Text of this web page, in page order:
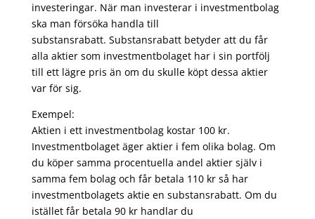
investeringar. När man investerar i investmentbolag
ska man försöka handla till
substansrabatt. Substansrabatt betyder att du får
alla aktier som investmentbolaget har i sin portfölj
till ett lägre pris än om du skulle köpt dessa aktier
var för sig.
Exempel:
Aktien i ett investmentbolag kostar 100 kr.
Investmentbolaget äger aktier i fem olika bolag. Om
du köper samma procentuella andel aktier själv i
samma fem bolag och får betala 110 kr så har
investmentbolagets aktie en substansrabatt. Om du
istället får betala 90 kr handlar du